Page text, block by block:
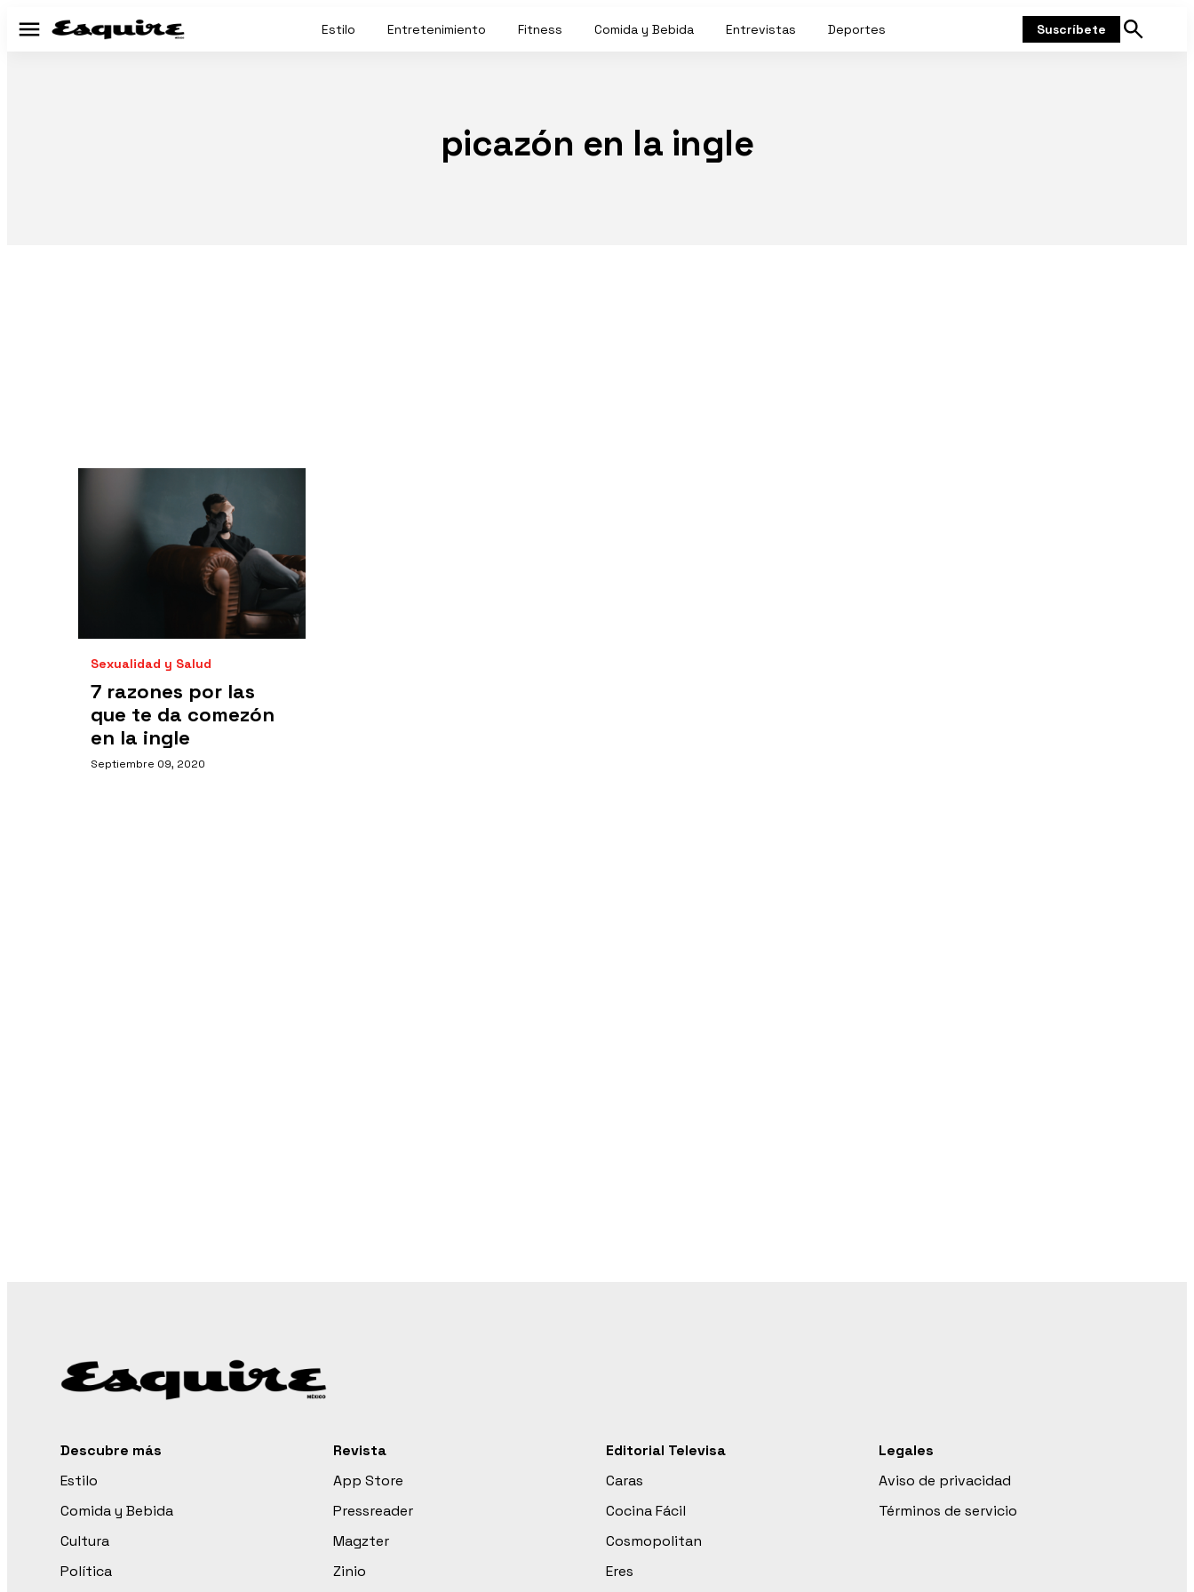
Menú Estilo Entretenimiento Fitness Comida y Bebida Entrevistas Deportes Suscríbete
Mostrar
picazón en la ingle
Sexualidad y Salud
7 razones por las
que te da comezón
en la ingle
Septiembre 09, 2020
Descubre más
Estilo
Comida y Bebida
Cultura
Política
Revista
App Store
Pressreader
Magzter
Zinio
Editorial Televisa
Caras
Cocina Fácil
Cosmopolitan
Eres
Legales
Aviso de privacidad
Términos de servicio